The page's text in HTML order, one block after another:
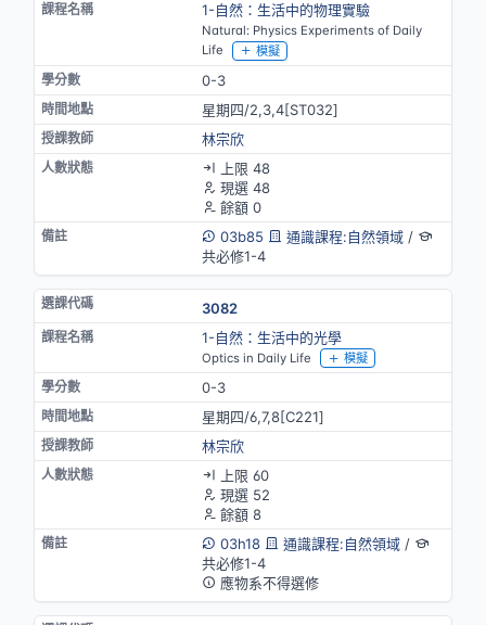
1-自然：生活中的物理實驗
Natural: Physics Experiments of Daily
Life
模擬
0-3
星期四/2,3,4[ST032]
林宗欣
上限 48
現選 48
餘額 0
03b85
通識課程:自然領域/
共必修1-4
3082
1-自然：生活中的光學
Optics in Daily Life 模擬
0-3
星期四/6,7,8[C221]
林宗欣
上限 60
現選 52
餘額 8
03h18
通識課程:自然領域/
共必修1-4
應物系不得選修